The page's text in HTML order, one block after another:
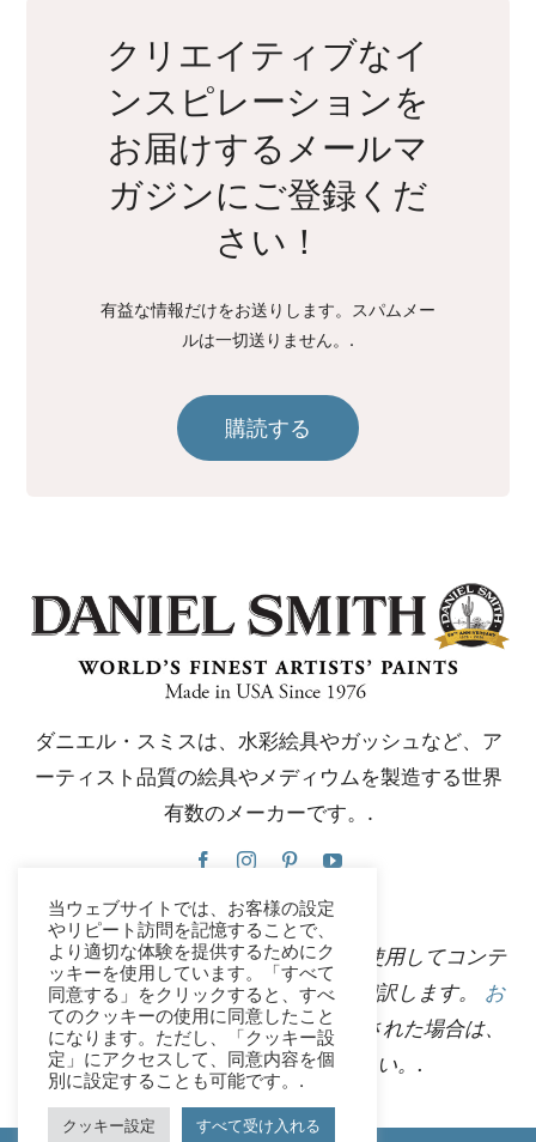
クリエイティブなイ
ンスピレーションを
お届けするメールマ
ガジンにご登録くだ
さい！
有益な情報だけをお送りします。スパムメー
ルは一切送りません。.
購読する
ダニエル・スミスは、水彩絵具やガッシュなど、ア
ーティスト品質の絵具やメディウムを製造する世界
有数のメーカーです。.
このウェブサイトは、Google翻訳を使用してコンテ
ンツを複数の言語に瞬時に自動的に翻訳します。 お
問い合わせ不正確な自動翻訳を発見された場合は、
修正できるようご連絡ください。.
当ウェブサイトでは、お客様の設定
やリピート訪問を記憶することで、
より適切な体験を提供するためにク
ッキーを使用しています。「すべて
同意する」をクリックすると、すべ
てのクッキーの使用に同意したこと
になります。ただし、「クッキー設
定」にアクセスして、同意内容を個
別に設定することも可能です。.
クッキー設定 すべて受け入れる